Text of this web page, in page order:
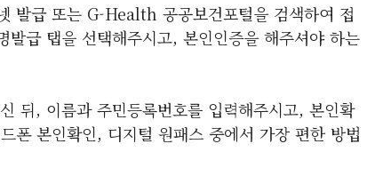
발급 또는 G-Health 공공보건포털을 검색하여 접
급 탭을 선택해주시고, 본인인증을 해주셔야 하는
뒤, 이름과 주민등록번호를 입력해주시고, 본인확
폰 본인확인, 디지털 원패스 중에서 가장 편한 방법